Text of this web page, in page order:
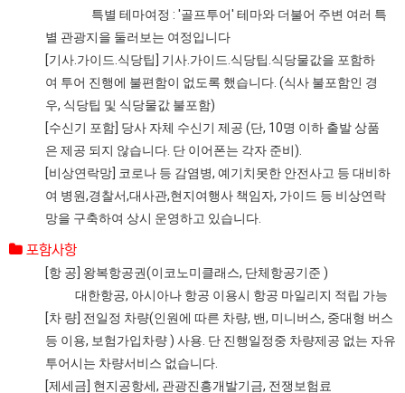
특별 테마여정 : '골프투어' 테마와 더불어 주변 여러 특
별 관광지을 둘러보는 여정입니다
[기사.가이드.식당팁] 기사.가이드.식당팁.식당물값을 포함하
여 투어 진행에 불편함이 없도록 했습니다. (식사 불포함인 경
우, 식당팁 및 식당물값 불포함)
[수신기 포함] 당사 자체 수신기 제공 (단, 10명 이하 출발 상품
은 제공 되지 않습니다. 단 이어폰는 각자 준비).
[비상연락망] 코로나 등 감염병, 예기치못한 안전사고 등 대비하
여 병원,경찰서,대사관,현지여행사 책임자, 가이드 등 비상연락
망을 구축하여 상시 운영하고 있습니다.
포함사항
[항 공] 왕복항공권(이코노미클래스, 단체항공기준 )
대한항공, 아시아나 항공 이용시 항공 마일리지 적립 가능
[차 량] 전일정 차량(인원에 따른 차량, 밴, 미니버스, 중대형 버스
등 이용, 보험가입차량 ) 사용. 단 진행일정중 차량제공 없는 자유
투어시는 차량서비스 없습니다.
[제세금] 현지공항세, 관광진흥개발기금, 전쟁보험료